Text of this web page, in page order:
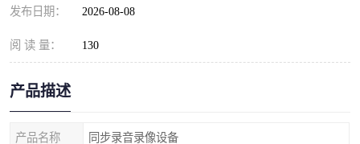
发布日期： 2026-08-08
阅 读 量： 130
产品描述
产品名称 同步录音录像设备